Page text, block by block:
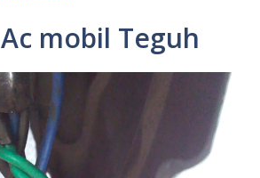
mobil Teguh